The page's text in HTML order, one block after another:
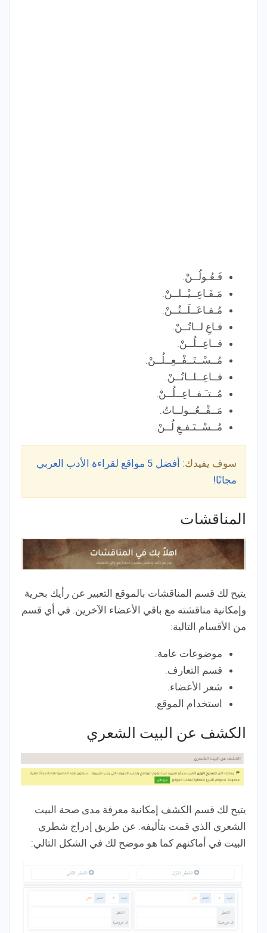
فَـعُـولُــنْ.
مَـفَـاعِــيْــلــنْ.
مُـفـاعَــلَــتُــنْ.
فـاعِ لــاتُــنْ.
فــاعِــلُــنْ.
مُــسْــتَــفْــعِــلُــنْ.
فــاعِــلــاتُــنْ.
مُــتـَـفــاعِــلُــنْ.
مَــفْــعُــولــاتُ.
مُــسْــتَـفـعِ لُــنْ.
سوف يفيدك:
أفضل 5 مواقع لقراءة الأدب العربي
مجانًا!
المناقشات
يتيح لك قسم المناقشات بالموقع التعبير عن رأيك بحرية
وإمكانية مناقشته مع باقي الأعضاء الآخرين. في أي قسم
من الأقسام التالية:
موضوعات عامة.
قسم التعارف.
شعر الأعضاء.
استخدام الموقع.
الكشف عن البيت الشعري
يتيح لك قسم الكشف إمكانية معرفة مدى صحة البيت
الشعري الذي قمت بتأليفه. عن طريق إدراج شطري
البيت في أماكنهم كما هو موضح لك في الشكل التالي: